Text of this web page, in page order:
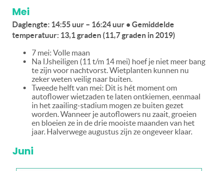
Mei
Daglengte: 14:55 uur – 16:24 uur • Gemiddelde
temperatuur: 13,1 graden (11,7 graden in 2019)
7 mei: Volle maan
Na IJsheiligen (11 t/m 14 mei) hoef je niet meer bang
te zijn voor nachtvorst. Wietplanten kunnen nu
zeker weten veilig naar buiten.
Tweede helft van mei: Dit is hét moment om
autoflower wietzaden te laten ontkiemen, eenmaal
in het zaailing-stadium mogen ze buiten gezet
worden. Wanneer je autoflowers nu zaait, groeien
en bloeien ze in de drie mooiste maanden van het
jaar. Halverwege augustus zijn ze ongeveer klaar.
Juni